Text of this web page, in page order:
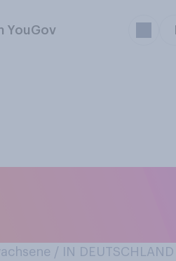
YouGov
/ IN DEUTSCHLAND